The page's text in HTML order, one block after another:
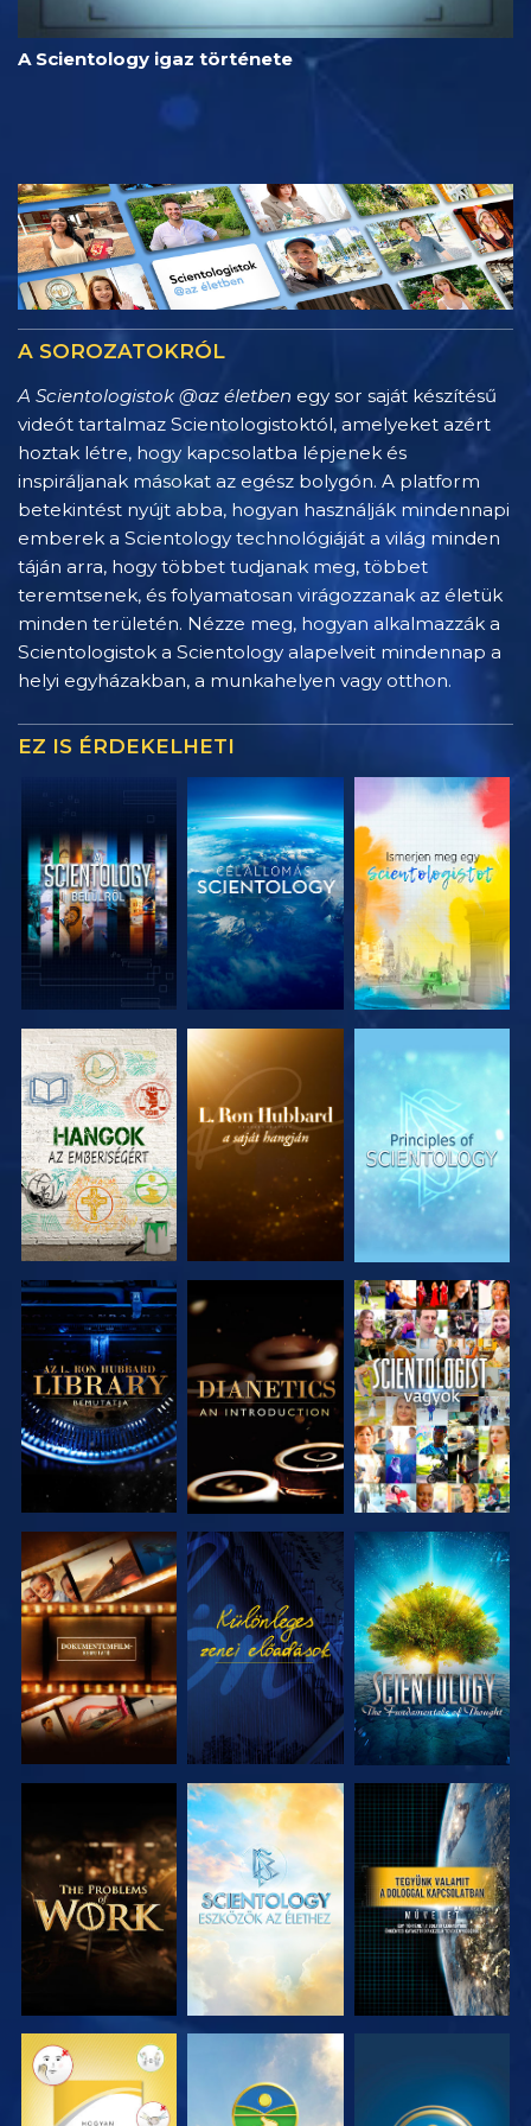
A Scientology igaz története
A SOROZATOKRÓL
A Scientologistok @az életben egy sor saját készítésű
videót tartalmaz Scientologistoktól, amelyeket azért
hoztak létre, hogy kapcsolatba lépjenek és
inspiráljanak másokat az egész bolygón. A platform
betekintést nyújt abba, hogyan használják mindennapi
emberek a Scientology technológiáját a világ minden
táján arra, hogy többet tudjanak meg, többet
teremtsenek, és folyamatosan virágozzanak az életük
minden területén. Nézze meg, hogyan alkalmazzák a
Scientologistok a Scientology alapelveit mindennap a
helyi egyházakban, a munkahelyen vagy otthon.
EZ IS ÉRDEKELHETI
A SOROZAT
RÉSZEI
A SOROZAT
RÉSZEI
A SOROZAT
RÉSZEI
A SOROZAT
RÉSZEI
A SOROZAT
RÉSZEI
MŰSORNÉZÉS
A SOROZAT
RÉSZEI
MŰSORNÉZÉS
A SOROZAT
RÉSZEI
A SOROZAT
RÉSZEI
A SOROZAT
RÉSZEI
MŰSORNÉZÉS
MŰSORNÉZÉS MŰSORNÉZÉS MŰSORNÉZÉS